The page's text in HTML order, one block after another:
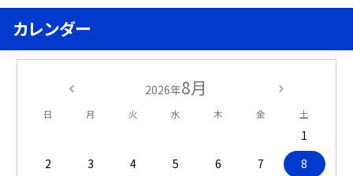
カレンダー
2026年8月
日 月 火 水 木 金 土
1
2
3 4 5 6 7
8